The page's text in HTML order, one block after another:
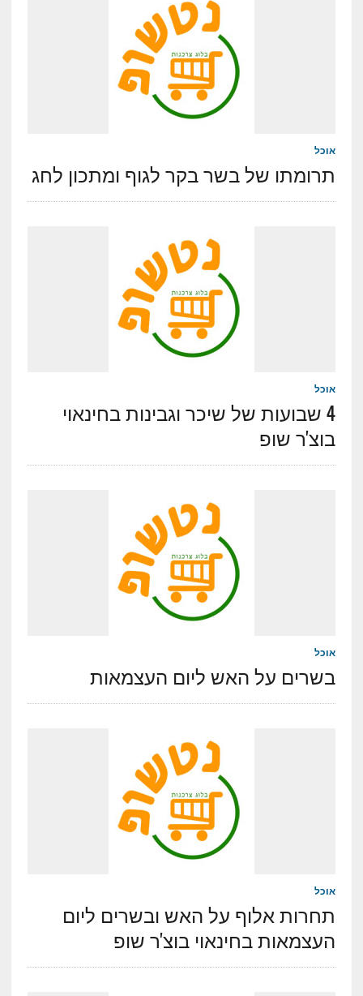
אוכל
תרומתו של בשר בקר לגוף ומתכון לחג
אוכל
4 שבועות של שיכר וגבינות בחינאוי
בוצ'ר שופ
אוכל
בשרים על האש ליום העצמאות
אוכל
תחרות אלוף על האש ובשרים ליום
העצמאות בחינאוי בוצ'ר שופ